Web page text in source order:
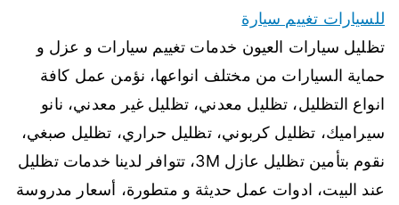
للسيارات تغييم سيارة
تظليل سيارات العيون خدمات تغييم سيارات و عزل و
حماية السيارات من مختلف انواعها، نؤمن عمل كافة
انواع التظليل، تظليل معدني، تظليل غير معدني، نانو
سيراميك، تظليل كربوني، تظليل حراري، تظليل صبغي،
نقوم بتأمين تظليل عازل 3M، تتوافر لدينا خدمات تظليل
عند البيت، ادوات عمل حديثة و متطورة، أسعار مدروسة